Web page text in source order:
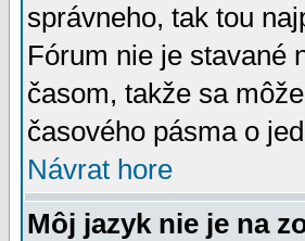
správneho, tak tou
Fórum nie je stavané
časom, takže sa
časového pásma o
Návrat hore
Môj jazyk nie je na